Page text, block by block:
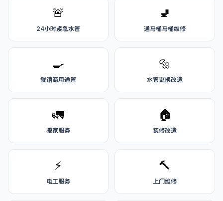
🚨
24小时紧急水管
🚽
通马桶马桶维修
🍳
餐馆商用通管
🔩
水管更换改造
🚛
搬家服务
🏠
装修改造
⚡
电工服务
🔨
上门维修